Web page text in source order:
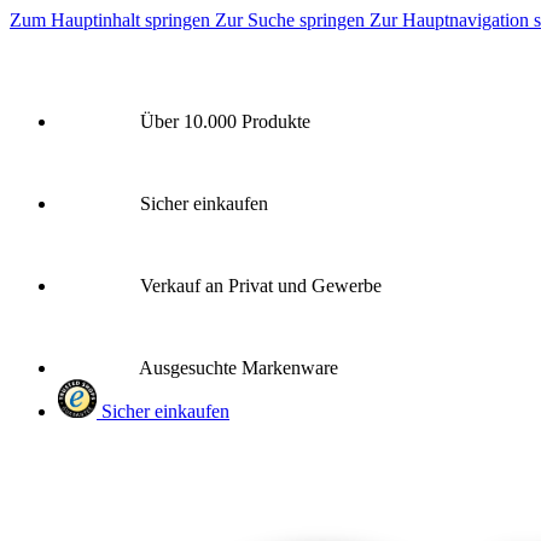
Zum Hauptinhalt springen Zur Suche springen Zur Hauptnavigation
Über 10.000 Produkte
Sicher einkaufen
Verkauf an Privat und Gewerbe
Ausgesuchte Markenware
Sicher einkaufen